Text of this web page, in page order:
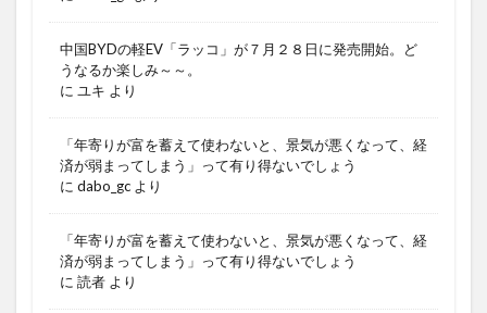
中国BYDの軽EV「ラッコ」が７月２８日に発売開始。ど
うなるか楽しみ～～。
に ユキ より
「年寄りが富を蓄えて使わないと、景気が悪くなって、経
済が弱まってしまう」って有り得ないでしょう
に dabo_gc より
「年寄りが富を蓄えて使わないと、景気が悪くなって、経
済が弱まってしまう」って有り得ないでしょう
に 読者 より